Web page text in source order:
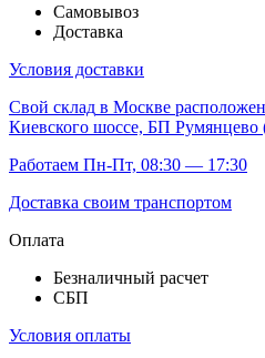
Самовывоз
Доставка
Условия доставки
Свой склад в Москве
Киевского шоссе, БП
Работаем Пн-Пт, 08:30 — 17:30
Доставка своим транспортом
Оплата
Безналичный расчет
СБП
Условия оплаты